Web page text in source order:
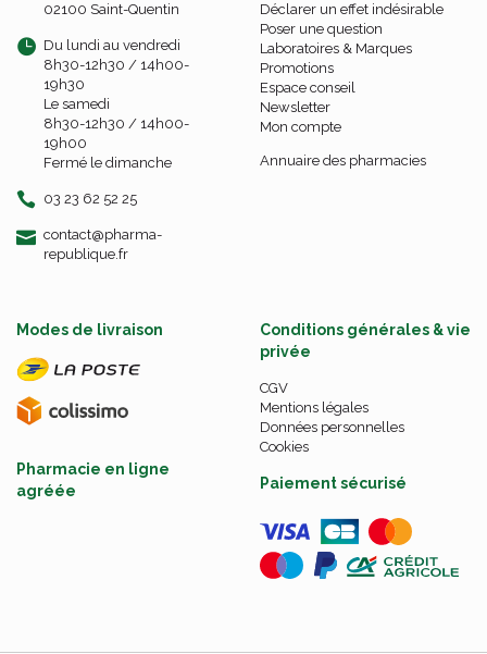
02100 Saint-Quentin
Du lundi au vendredi
8h30-12h30 / 14h00-
19h30
Le samedi
8h30-12h30 / 14h00-
19h00
Fermé le dimanche
03 23 62 52 25
contact-
@-
pharma-
republique.fr
Déclarer un effet indésirable
Poser une question
Laboratoires & Marques
Promotions
Espace conseil
Newsletter
Mon compte
Annuaire des pharmacies
Modes de livraison
Pharmacie en ligne
agréée
Conditions générales & vie
privée
CGV
Mentions légales
Données personnelles
Cookies
Paiement sécurisé